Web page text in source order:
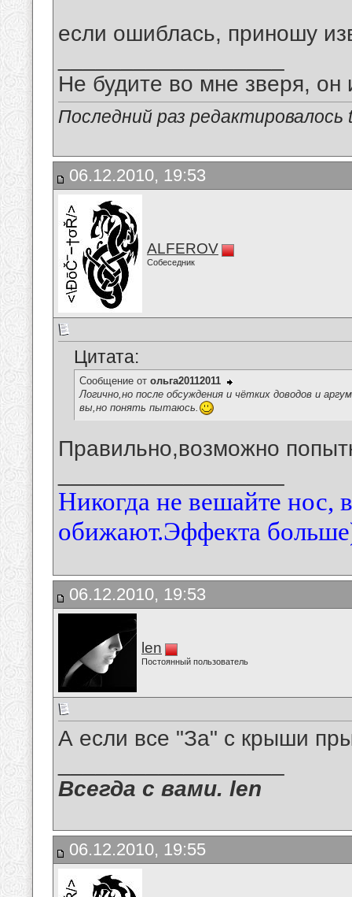
если ошиблась, приношу
Не будите во мне зверя, он
Последний раз
06.12.2010, 19:53
ALFEROV
Собеседник
Цитата:
Сообщение от ольга20112011
Логично,но после обсуждения и чётких доводов и
вы,но понять пытаюсь.
Правильно,возможно
Никогда не вешайте нос,
обижают.Эффекта
06.12.2010, 19:53
len
Постоянный пользователь
А если все "За" с крыши
Всегда с вами. len
06.12.2010, 19:55